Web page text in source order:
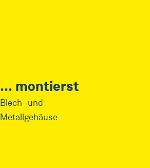
montierst
Blech- und
Metallgehäuse